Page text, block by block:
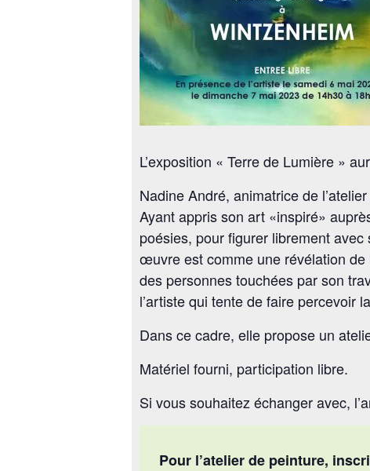
L’exposition « Terre de Lumière »
Nadine André, animatrice de
Ayant appris son art «inspiré»
poésies, pour figurer librement
œuvre est comme une révélation de
des personnes touchées par son
l’artiste qui tente de faire percevoir
Dans ce cadre, elle propose un
Matériel fourni, participation libre.
Si vous souhaitez échanger avec,
Pour l’atelier de peinture,